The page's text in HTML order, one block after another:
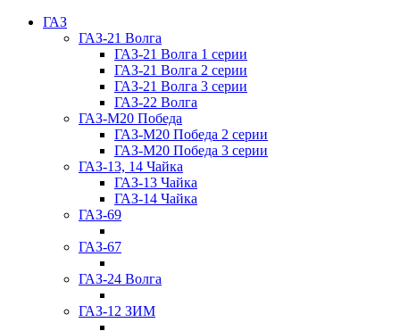
ГАЗ
ГАЗ-21 Волга
ГАЗ-21 Волга 1 серии
ГАЗ-21 Волга 2 серии
ГАЗ-21 Волга 3 серии
ГАЗ-22 Волга
ГАЗ-М20 Победа
ГАЗ-М20 Победа 2 серии
ГАЗ-М20 Победа 3 серии
ГАЗ-13, 14 Чайка
ГАЗ-13 Чайка
ГАЗ-14 Чайка
ГАЗ-69
ГАЗ-67
ГАЗ-24 Волга
ГАЗ-12 ЗИМ